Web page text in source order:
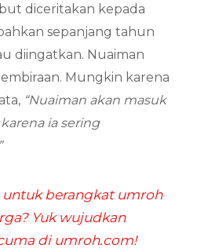
diceritakan kepada
sepanjang tahun
diingatkan. Nuaiman
Mungkin karena
“Nuaiman akan masuk
ia sering
untuk berangkat umroh
Yuk wujudkan
di umroh.com!